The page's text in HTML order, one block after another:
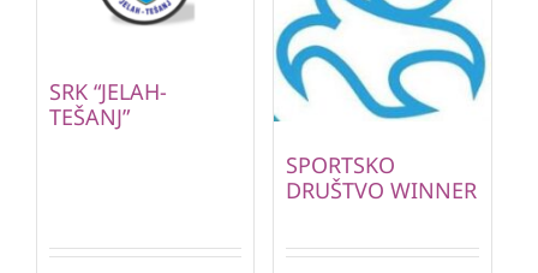
SRK “JELAH-
TEŠANJ”
SPORTSKO
DRUŠTVO WINNER